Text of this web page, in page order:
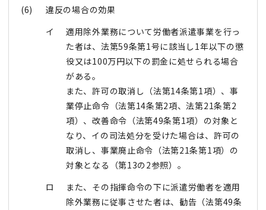
(6)
違反の場合の効果
イ
適用除外業務について労働者派遣事業を行っ
た者は、法第59条第1号に該当し1年以下の懲
役又は100万円以下の罰金に処せられる場合
がある。
また、許可の取消し（法第14条第1項）、事
業停止命令（法第14条第2項、法第21条第2
項）、改善命令（法第49条第1項）の対象と
なり、イの司法処分を受けた場合は、許可の
取消し、事業廃止命令（法第21条第1項）の
対象となる（第13の2参照）。
ロ
また、その指揮命令の下に派遣労働者を適用
除外業務に従事させた者は、勧告（法第49条